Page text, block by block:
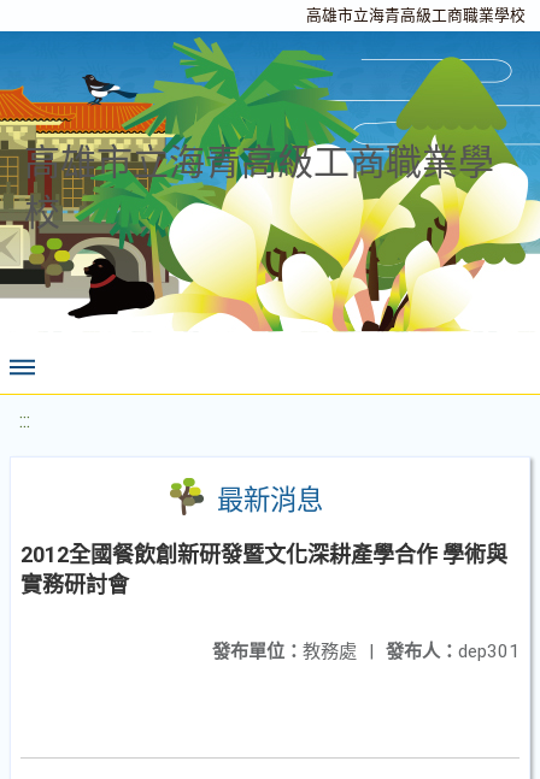
高雄市立海青高級工商職業學校
高雄市立海青高級工商職業學
校
:::
最新消息
2012全國餐飲創新研發暨文化深耕產學合作 學術與
實務研討會
發布人： dep301
發布單位： 教務處 |